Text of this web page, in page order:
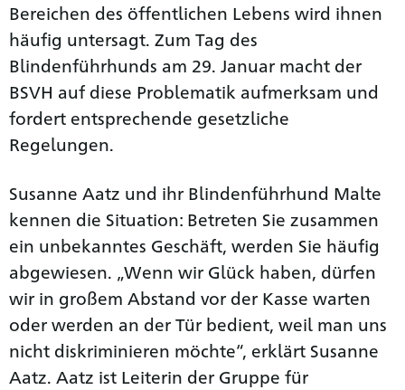
Bereichen des öffentlichen Lebens wird ihnen
häufig untersagt. Zum Tag des
Blindenführhunds am 29. Januar macht der
BSVH auf diese Problematik aufmerksam und
fordert entsprechende gesetzliche
Regelungen.
Susanne Aatz und ihr Blindenführhund Malte
kennen die Situation: Betreten Sie zusammen
ein unbekanntes Geschäft, werden Sie häufig
abgewiesen. „Wenn wir Glück haben, dürfen
wir in großem Abstand vor der Kasse warten
oder werden an der Tür bedient, weil man uns
nicht diskriminieren möchte“, erklärt Susanne
Aatz. Aatz ist Leiterin der Gruppe für